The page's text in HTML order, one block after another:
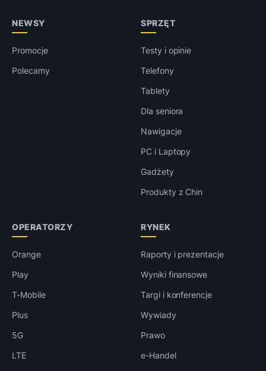
NEWSY
Promocje
Polecamy
SPRZĘT
Testy i opinie
Telefony
Tablety
Dla seniora
Nawigacje
PC i Laptopy
Gadżety
Produkty z Chin
OPERATORZY
Orange
Play
T-Mobile
Plus
5G
LTE
RYNEK
Raporty i prezentacje
Wyniki finansowe
Targi i konferencje
Wywiady
Prawo
e-Handel